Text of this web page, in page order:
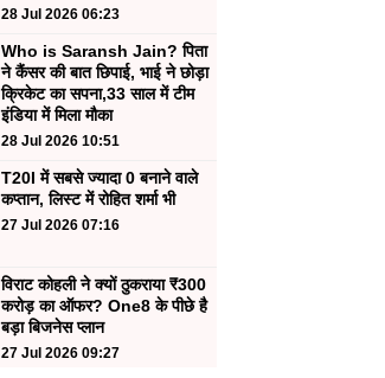
28 Jul 2026 06:23
Who is Saransh Jain? पिता
ने कैंसर की बात छिपाई, भाई ने छोड़ा
क्रिकेट का सपना,33 साल में टीम
इंडिया में मिला मौका
28 Jul 2026 10:51
T20I में सबसे ज्यादा 0 बनाने वाले
कप्तान, लिस्ट में रोहित शर्मा भी
27 Jul 2026 07:16
विराट कोहली ने क्यों ठुकराया ₹300
करोड़ का ऑफर? One8 के पीछे है
बड़ा बिजनेस प्लान
27 Jul 2026 09:27